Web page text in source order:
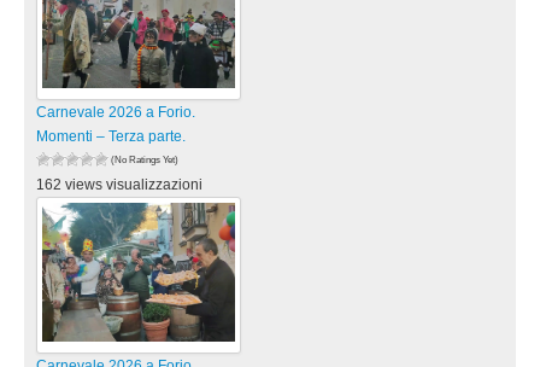
Carnevale 2026 a Forio.
Momenti – Terza parte.
(No Ratings Yet)
162 views visualizzazioni